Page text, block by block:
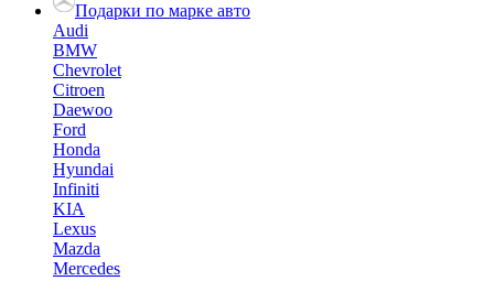
Подарки по марке авто
Audi
BMW
Chevrolet
Citroen
Daewoo
Ford
Honda
Hyundai
Infiniti
KIA
Lexus
Mazda
Mercedes